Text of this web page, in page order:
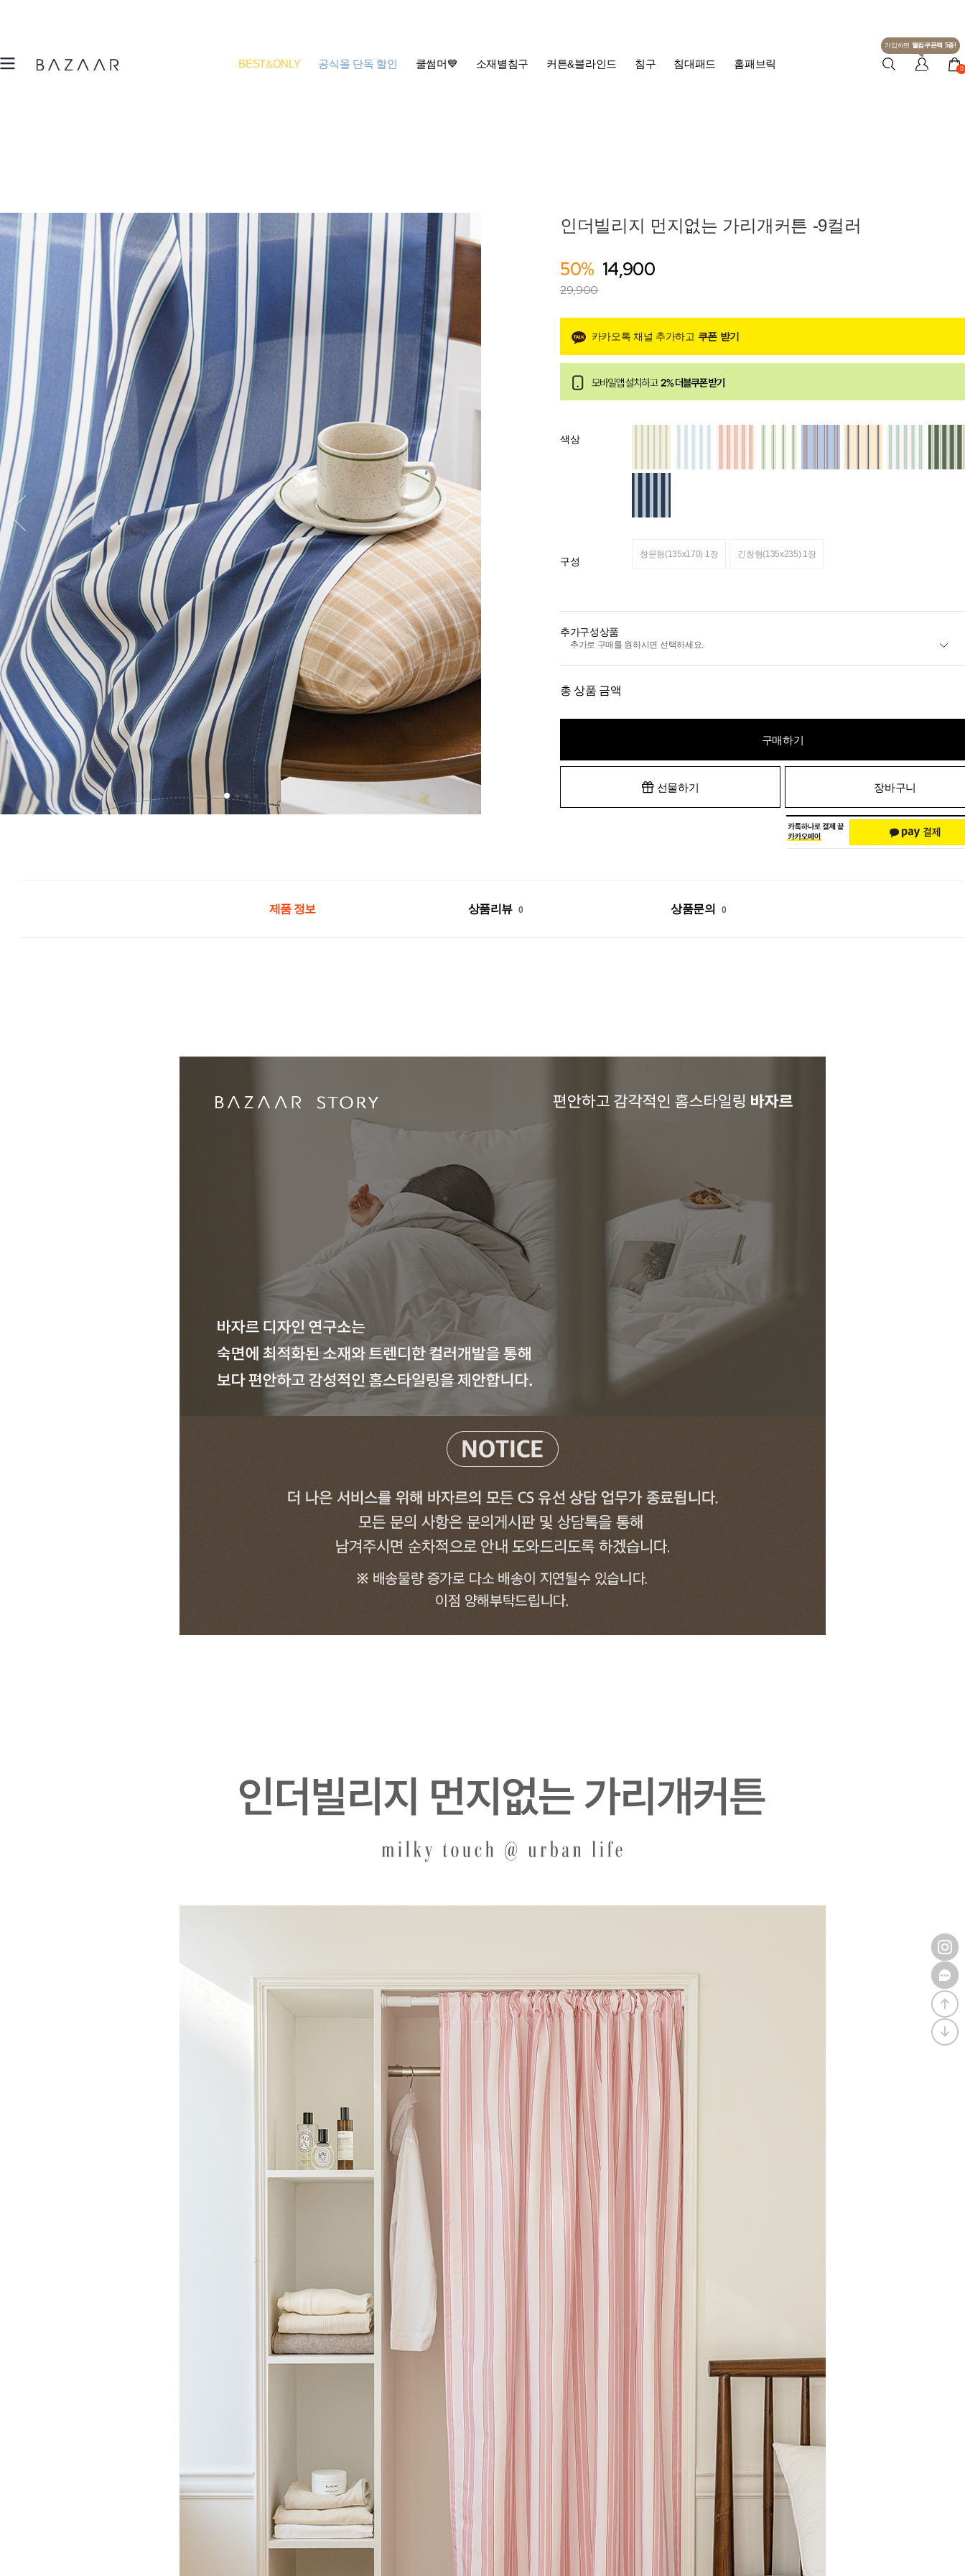
BEST&ONLY 공식몰 단독 할인 쿨썸머💙 소재별침구 커튼&블라인드 침구 침대패드 홈패브릭
가입하면 웰컴쿠폰팩 5종!
0
인더빌리지 먼지없는 가리개커튼 -9컬러
50% 14,900
29,900
카카오톡 채널 추가하고 쿠폰 받기
색상
구성
창문형(135x170) 1장 긴창형(135x235) 1장
추가구성상품
추가로 구매를 원하시면 선택하세요.
총 상품 금액
구매하기
선물하기 장바구니
제품 정보 상품리뷰 0 상품문의 0